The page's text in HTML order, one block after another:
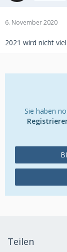
6. November 2020
2021 wird nicht
Sie haben
Teilen